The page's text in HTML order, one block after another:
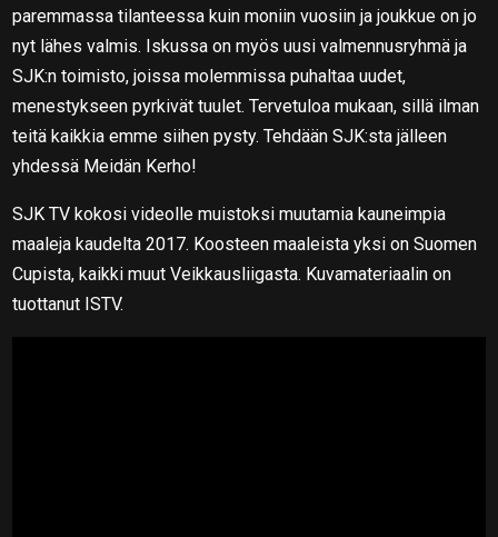
paremmassa tilanteessa kuin moniin vuosiin ja joukkue on jo
nyt lähes valmis. Iskussa on myös uusi valmennusryhmä ja
SJK:n toimisto, joissa molemmissa puhaltaa uudet,
menestykseen pyrkivät tuulet. Tervetuloa mukaan, sillä ilman
teitä kaikkia emme siihen pysty. Tehdään SJK:sta jälleen
yhdessä Meidän Kerho!
SJK TV kokosi videolle muistoksi muutamia kauneimpia
maaleja kaudelta 2017. Koosteen maaleista yksi on Suomen
Cupista, kaikki muut Veikkausliigasta. Kuvamateriaalin on
tuottanut ISTV.